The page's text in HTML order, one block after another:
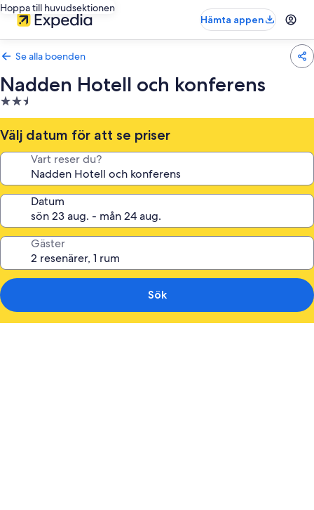
Hoppa till huvudsektionen
Hämta appen
Se alla boenden
Nadden Hotell och konferens
2.5-
stjärnigt
boende
Välj datum för att se priser
Vart reser du?
Datum
Gäster
Sök